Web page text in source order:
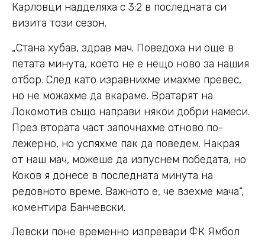
Карловци надделяха с 3:2 в последната си
визита този сезон.
„Стана хубав, здрав мач. Поведоха ни още в
петата минута, което не е нещо ново за нашия
отбор. След като изравнихме имахме превес,
но не можахме да вкараме. Вратарят на
Локомотив също направи някои добри намеси.
През втората част започнахме отново по-
лежерно, но успяхме пак да поведем. Накрая
от наш мач, можеше да изпуснем победата, но
Коков я донесе в последната минута на
редовното време. Важното е, че взехме мача“,
коментира Банчевски.
Левски поне временно изпревари ФК Ямбол